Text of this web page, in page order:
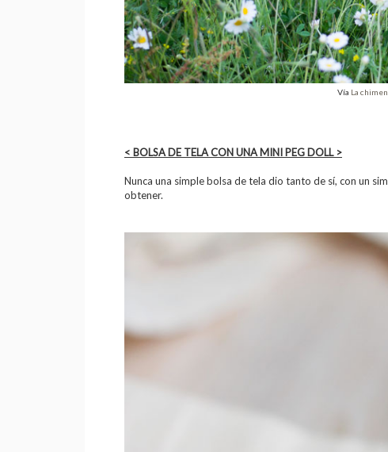
Vía La
< BOLSA DE TELA CON UNA MINI PEG DOLL >
Nunca una simple bolsa de tela dio tanto de sí, con un
obtener.